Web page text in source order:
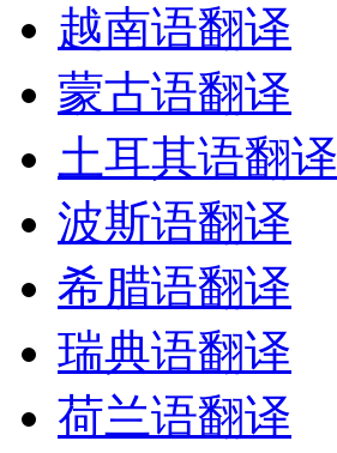
越南语翻译
蒙古语翻译
土耳其语翻译
波斯语翻译
希腊语翻译
瑞典语翻译
荷兰语翻译